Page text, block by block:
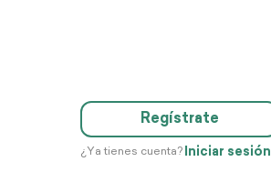
Regístrate
¿Ya tienes cuenta? Iniciar sesión